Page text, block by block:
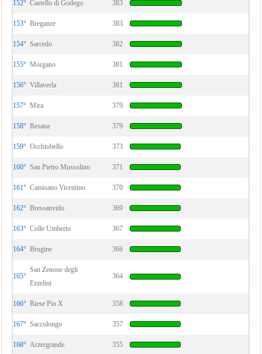
152° Castello di Godego 383
153° Breganze 383
154° Sarcedo 382
155° Morgano 381
156° Villaverla 381
157° Mira 379
158° Resana 379
159° Occhiobello 373
160° San Pietro Mussolino 371
161° Camisano Vicentino 370
162° Bressanvido 369
163° Colle Umberto 367
164° Brugine 366
165°
San Zenone degli
Ezzelini
364
166° Riese Pio X 358
167° Saccolongo 357
168° Arzergrande 355